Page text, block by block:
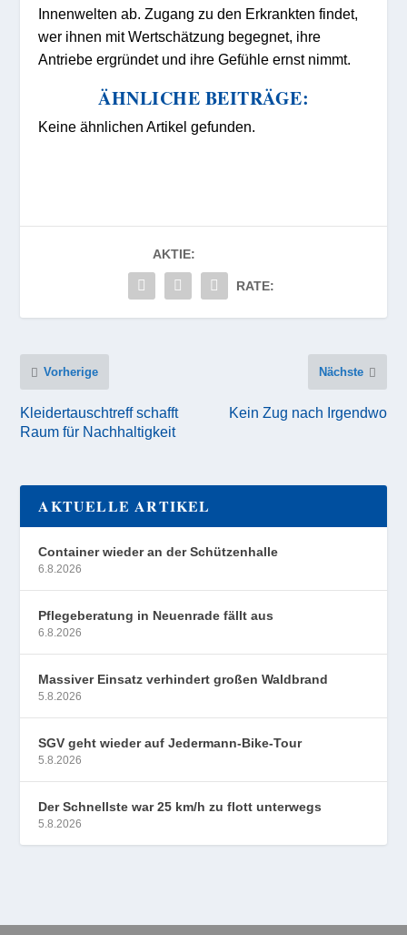
Innenwelten ab. Zugang zu den Erkrankten findet,
wer ihnen mit Wertschätzung begegnet, ihre
Antriebe ergründet und ihre Gefühle ernst nimmt.
ÄHNLICHE BEITRÄGE:
Keine ähnlichen Artikel gefunden.
AKTIE:
RATE:
Vorherige
Kleidertauschtreff schafft
Raum für Nachhaltigkeit
Nächste
Kein Zug nach Irgendwo
AKTUELLE ARTIKEL
Container wieder an der Schützenhalle
6.8.2026
Pflegeberatung in Neuenrade fällt aus
6.8.2026
Massiver Einsatz verhindert großen Waldbrand
5.8.2026
SGV geht wieder auf Jedermann-Bike-Tour
5.8.2026
Der Schnellste war 25 km/h zu flott unterwegs
5.8.2026